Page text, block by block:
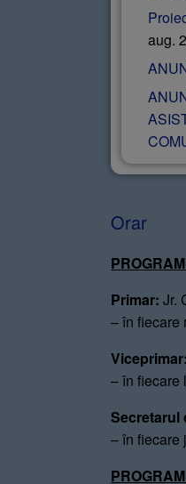
aug.
Orar
Primar:Jr.
– în fiecare
Viceprimar:
– în fiecare
Secretarul
– în fiecare